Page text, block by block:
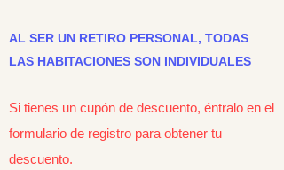
AL SER UN RETIRO PERSONAL, TODAS
LAS HABITACIONES SON INDIVIDUALES
Si tienes un cupón de descuento, éntralo en el
formulario de registro para obtener tu
descuento.